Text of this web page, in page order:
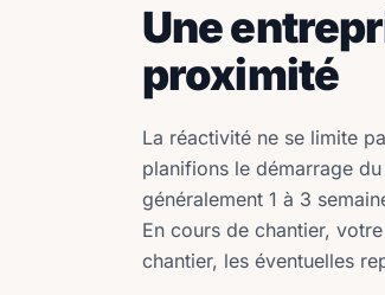
Une
proximité
La réactivité ne se limite
planifions le démarrage
généralement 1 à 3
En cours de chantier,
chantier, les éventuelles